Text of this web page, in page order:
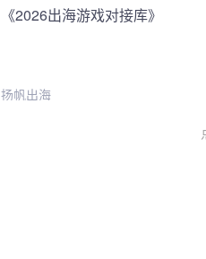
《2026出海游戏对接库》
扬帆出海